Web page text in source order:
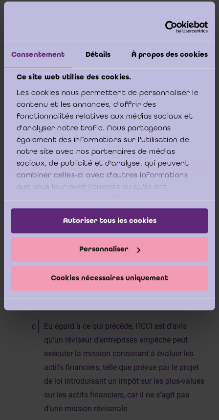
Consentement Détails À propos des cookies
Ce site web utilise des cookies.
Les cookies nous permettent de personnaliser le
contenu et les annonces, d'offrir des
fonctionnalités relatives aux médias sociaux et
d'analyser notre trafic. Nous partageons
également des informations sur l'utilisation de
notre site avec nos partenaires de médias
sociaux, de publicité et d'analyse, qui peuvent
combiner celles-ci avec d'autres informations
que vous leur avez fournies ou qu'ils ont
services.
Autoriser tous les cookies
Personnaliser
Cookies nécessaires uniquement
financier intermédiaire, d'une évaluation, ou
d'une autre information économique et
financière fournie par une entité ou une
cette notion, l'analyse et l'explication des
informations économiques et financières à
d'entreprise, ainsi que la mission d'assurance
de l'information en matière de durabilité ».
Le
projet de loi introduisant un impôt sur les
plus-values sur les actifs financiersprévoit,
dans un contexte très spécifique[2], une
mission pour le réviseur d’entreprises : dans le
ne s’agit pas d’une « opinion d'expert sur » une
évaluation, au sens de l’article 3, 10 de la loi
de 2016 précitée.
Eu égard à ce qui précède, l’ICCI est d’avis
qu’un réviseur d’entreprises empêché peut
exécuter la mission consistant à évaluer les
actifs financiers, telle que prévue par le projet
de loi introduisant un impôt sur les plus-values
sur les actifs financiers, car il ne s’agit pas
d’une mission révisorale.